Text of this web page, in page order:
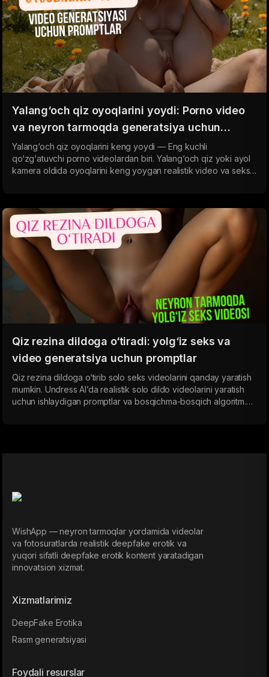
Yalang‘och qiz oyoqlarini yoydi: Porno video
va neyron tarmoqda generatsiya uchun
promptlar
Yalang‘och qiz oyoqlarini keng yoydi — Eng kuchli
qo‘zg‘atuvchi porno videolardan biri. Yalang‘och qiz yoki ayol
kamera oldida oyoqlarini keng yoygan realistik video va seks
Qiz rezina dildoga o‘tiradi: yolg‘iz seks va
video generatsiya uchun promptlar
Qiz rezina dildoga o‘tirib solo seks videolarini qanday yaratish
mumkin. Undress AI’da realistik solo dildo videolarini yaratish
uchun ishlaydigan promptlar va bosqichma-bosqich algoritm.
WishApp — neyron tarmoqlar yordamida videolar
va fotosuratlarda realistik deepfake erotik va
yuqori sifatli deepfake erotik kontent yaratadigan
innovatsion xizmat.
Xizmatlarimiz
DeepFake Erotika
Rasm generatsiyasi
Foydali resurslar